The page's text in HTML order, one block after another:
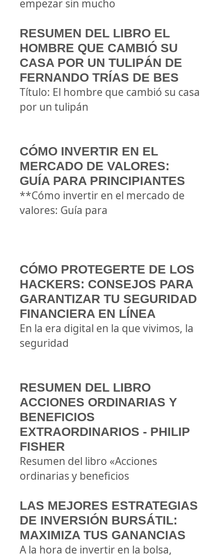
empezar sin mucho
RESUMEN DEL LIBRO EL
HOMBRE QUE CAMBIÓ SU
CASA POR UN TULIPÁN DE
FERNANDO TRÍAS DE BES
Título: El hombre que cambió su casa
por un tulipán
CÓMO INVERTIR EN EL
MERCADO DE VALORES:
GUÍA PARA PRINCIPIANTES
**Cómo invertir en el mercado de
valores: Guía para
CÓMO PROTEGERTE DE LOS
HACKERS: CONSEJOS PARA
GARANTIZAR TU SEGURIDAD
FINANCIERA EN LÍNEA
En la era digital en la que vivimos, la
seguridad
RESUMEN DEL LIBRO
ACCIONES ORDINARIAS Y
BENEFICIOS
EXTRAORDINARIOS - PHILIP
FISHER
Resumen del libro «Acciones
ordinarias y beneficios
LAS MEJORES ESTRATEGIAS
DE INVERSIÓN BURSÁTIL:
MAXIMIZA TUS GANANCIAS
A la hora de invertir en la bolsa,